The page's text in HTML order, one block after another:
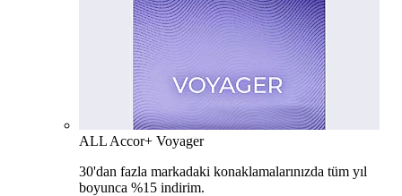
ALL Accor+ Voyager
30'dan fazla markadaki konaklamalarınızda tüm yıl
boyunca %15 indirim.